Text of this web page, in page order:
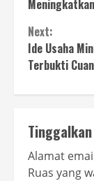
Next:
Ide Usaha
Terbukti
Alamat
Ruas yang